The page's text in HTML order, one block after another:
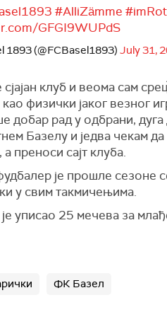
#AlliZämme
GFGI9WUPdS
1893 (@FCBasel1893) July 31,
сјајан клуб и веома сам
физички јаког везног
добар рад у одбрани,
Базелу и једва чекам
преноси сајт клуба.
је прошле сезоне
у свим такмичењима.
уписао 25 мечева за
ФК Базел